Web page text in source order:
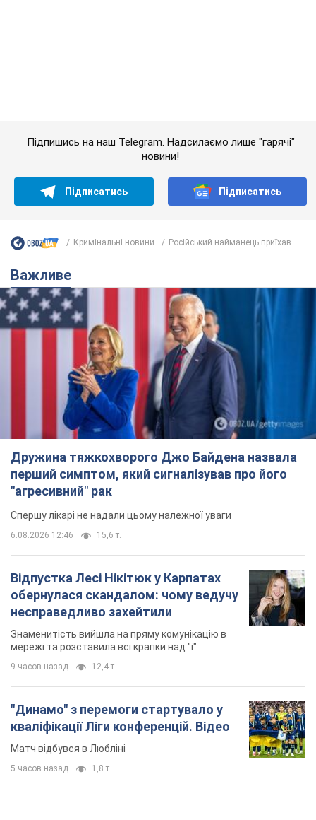
Важливе
Дружина тяжкохворого Джо Байдена назвала
перший симптом, який сигналізував про його
"агресивний" рак
Спершу лікарі не надали цьому належної уваги
6.08.2026 12:46 15,6 т.
Відпустка Лесі Нікітюк у Карпатах
обернулася скандалом: чому ведучу
несправедливо захейтили
Знаменитість вийшла на пряму комунікацію в
кваліфікації Ліги конференцій. Відео
Матч відбувся в Любліні
5 часов назад 1,8 т.